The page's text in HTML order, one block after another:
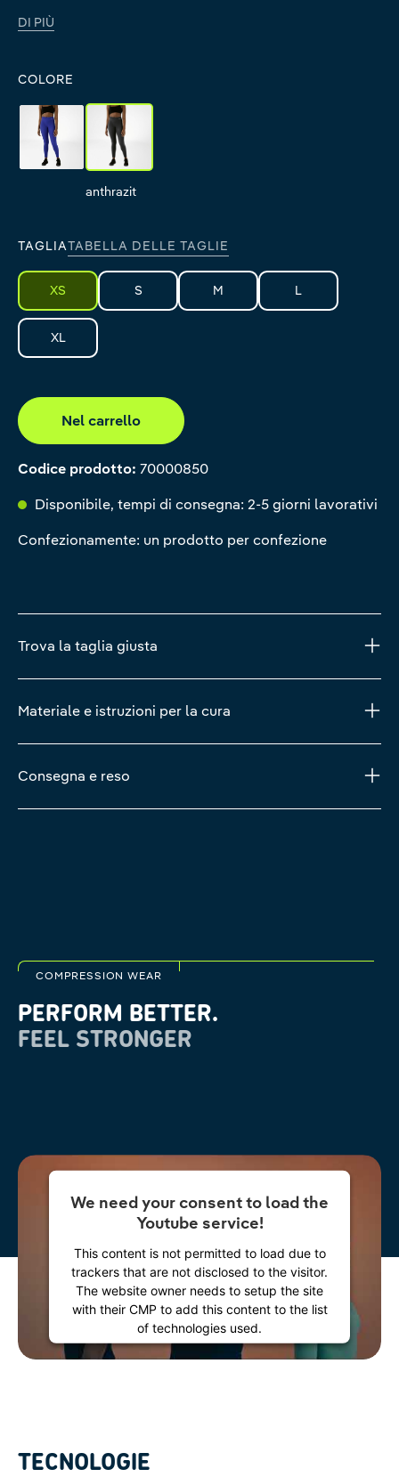
DI PIÙ
COLORE
blue anthrazit
anthrazit
TAGLIATABELLA DELLE TAGLIE
XS S M L
XL
Nel carrello
Codice prodotto: 70000850
Disponibile, tempi di consegna: 2-5 giorni lavorativi
Confezionamente: un prodotto per confezione
Trova la taglia giusta
Materiale e istruzioni per la cura
Consegna e reso
COMPRESSION WEAR
PERFORM BETTER.
FEEL STRONGER
We need your consent to load the
Youtube service!
This content is not permitted to load due to
trackers that are not disclosed to the visitor.
The website owner needs to setup the site
with their CMP to add this content to the list
of technologies used.
Powered byUsercentrics Consent
TECNOLOGIE